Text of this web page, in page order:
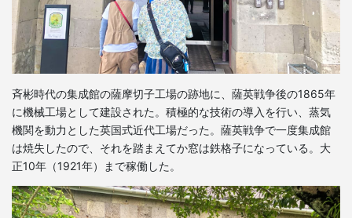
斉彬時代の集成館の薩摩切子工場の跡地に、薩英戦争後の1865年
に機械工場として建設された。積極的な技術の導入を行い、蒸気
機関を動力とした英国式近代工場だった。薩英戦争で一度集成館
は焼失したので、それを踏まえてか窓は鉄格子になっている。大
正10年（1921年）まで稼働した。